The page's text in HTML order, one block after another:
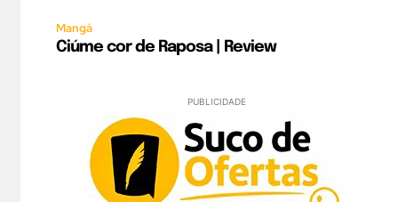
Mangá
Ciúme cor de Raposa | Review
PUBLICIDADE